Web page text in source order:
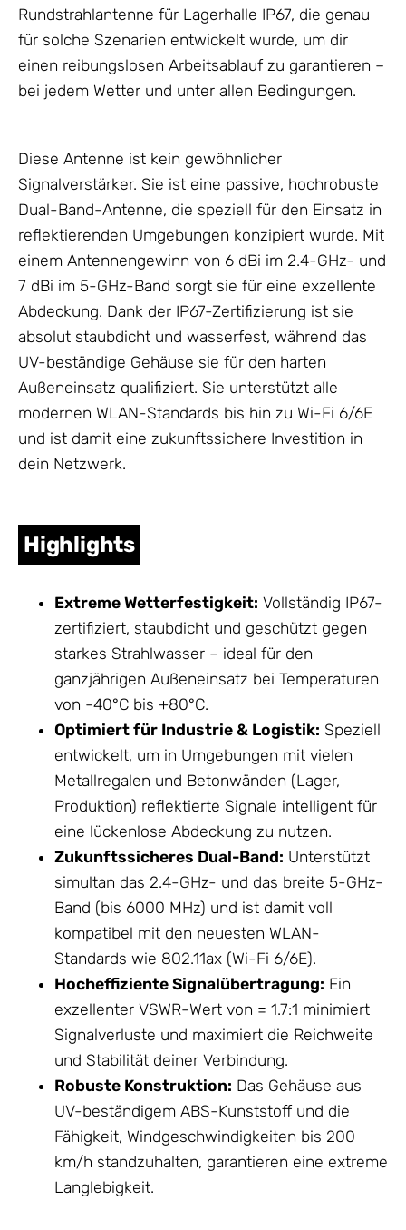
Rundstrahlantenne für Lagerhalle IP67, die genau
für solche Szenarien entwickelt wurde, um dir
einen reibungslosen Arbeitsablauf zu garantieren –
bei jedem Wetter und unter allen Bedingungen.
Diese Antenne ist kein gewöhnlicher
Signalverstärker. Sie ist eine passive, hochrobuste
Dual-Band-Antenne, die speziell für den Einsatz in
reflektierenden Umgebungen konzipiert wurde. Mit
einem Antennengewinn von 6 dBi im 2.4-GHz- und
7 dBi im 5-GHz-Band sorgt sie für eine exzellente
Abdeckung. Dank der IP67-Zertifizierung ist sie
absolut staubdicht und wasserfest, während das
UV-beständige Gehäuse sie für den harten
Außeneinsatz qualifiziert. Sie unterstützt alle
modernen WLAN-Standards bis hin zu Wi-Fi 6/6E
und ist damit eine zukunftssichere Investition in
dein Netzwerk.
Highlights
Extreme Wetterfestigkeit: Vollständig IP67-
zertifiziert, staubdicht und geschützt gegen
starkes Strahlwasser – ideal für den
ganzjährigen Außeneinsatz bei Temperaturen
von -40°C bis +80°C.
Optimiert für Industrie & Logistik: Speziell
entwickelt, um in Umgebungen mit vielen
Metallregalen und Betonwänden (Lager,
Produktion) reflektierte Signale intelligent für
eine lückenlose Abdeckung zu nutzen.
Zukunftssicheres Dual-Band: Unterstützt
simultan das 2.4-GHz- und das breite 5-GHz-
Band (bis 6000 MHz) und ist damit voll
kompatibel mit den neuesten WLAN-
Standards wie 802.11ax (Wi-Fi 6/6E).
Hocheffiziente Signalübertragung: Ein
exzellenter VSWR-Wert von = 1.7:1 minimiert
Signalverluste und maximiert die Reichweite
und Stabilität deiner Verbindung.
Robuste Konstruktion: Das Gehäuse aus
UV-beständigem ABS-Kunststoff und die
Fähigkeit, Windgeschwindigkeiten bis 200
km/h standzuhalten, garantieren eine extreme
Langlebigkeit.